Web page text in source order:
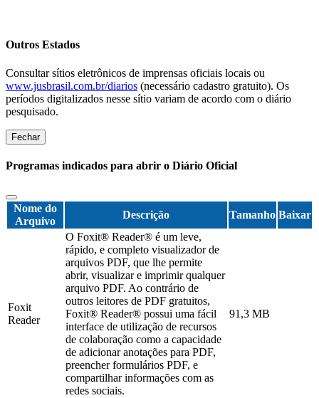
Outros Estados
Consultar sítios eletrônicos de imprensas oficiais locais ou
www.jusbrasil.com.br/diarios (necessário cadastro gratuito). Os
períodos digitalizados nesse sítio variam de acordo com o diário
pesquisado.
Fechar
Programas indicados para abrir o Diário Oficial
Nome do
Arquivo
Descrição Tamanho Baixar
Foxit
Reader
O Foxit® Reader® é um leve,
rápido, e completo visualizador de
arquivos PDF, que lhe permite
abrir, visualizar e imprimir qualquer
arquivo PDF. Ao contrário de
outros leitores de PDF gratuitos,
Foxit® Reader® possui uma fácil
interface de utilização de recursos
de colaboração como a capacidade
de adicionar anotações para PDF,
preencher formulários PDF, e
compartilhar informações com as
redes sociais.
91,3 MB